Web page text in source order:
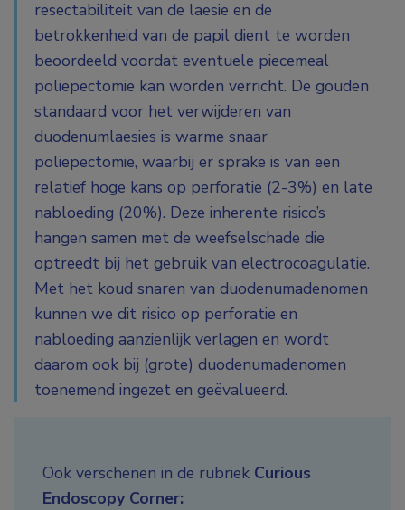
resectabiliteit van de laesie en de
betrokkenheid van de papil dient te worden
beoordeeld voordat eventuele piecemeal
poliepectomie kan worden verricht. De gouden
standaard voor het verwijderen van
duodenumlaesies is warme snaar
poliepectomie, waarbij er sprake is van een
relatief hoge kans op perforatie (2-3%) en late
nabloeding (20%). Deze inherente risico’s
hangen samen met de weefselschade die
optreedt bij het gebruik van electrocoagulatie.
Met het koud snaren van duodenumadenomen
kunnen we dit risico op perforatie en
nabloeding aanzienlijk verlagen en wordt
daarom ook bij (grote) duodenumadenomen
toenemend ingezet en geëvalueerd.
Ook verschenen in de rubriek Curious
Endoscopy Corner: